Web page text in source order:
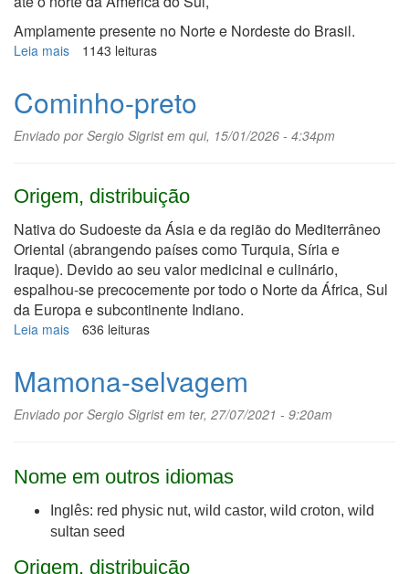
Amplamente presente no Norte e Nordeste do Brasil.
Leia mais sobre
1143 leituras
Cominho-preto
Enviado porSergio Sigristem qui, 15/01/2026 - 4:34pm
Origem, distribuição
Nativa do Sudoeste da Ásia e da região do Mediterrâneo
Oriental (abrangendo países como Turquia, Síria e
Iraque). Devido ao seu valor medicinal e culinário,
espalhou-se precocemente por todo o Norte da África, Sul
da Europa e subcontinente Indiano.
Leia mais sobre
636 leituras
Mamona-selvagem
Enviado porSergio Sigristem ter, 27/07/2021 - 9:20am
Nome em outros idiomas
Inglês: red physic nut, wild castor, wild croton, wild
sultan seed
Origem, distribuição